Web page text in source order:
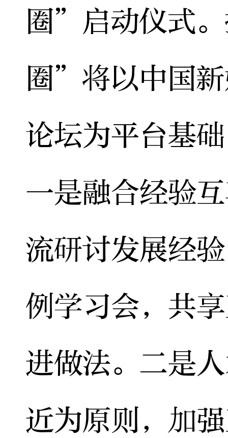
圈”启动仪式
圈”将以中国
论坛为平台基
一是融合经验
流研讨发展经
例学习会，共
进做法。二是
近为原则，加